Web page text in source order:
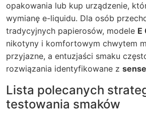
opakowania lub kup urządzenie,
wymianę e-liquidu. Dla osób
tradycyjnych papierosów, modele E
nikotyny i komfortowym chwytem
przyjazne, a entuzjaści smaku
rozwiązania identyfikowane z
Lista polecanych
testowania smaków